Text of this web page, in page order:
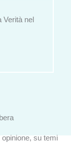
nel
su temi